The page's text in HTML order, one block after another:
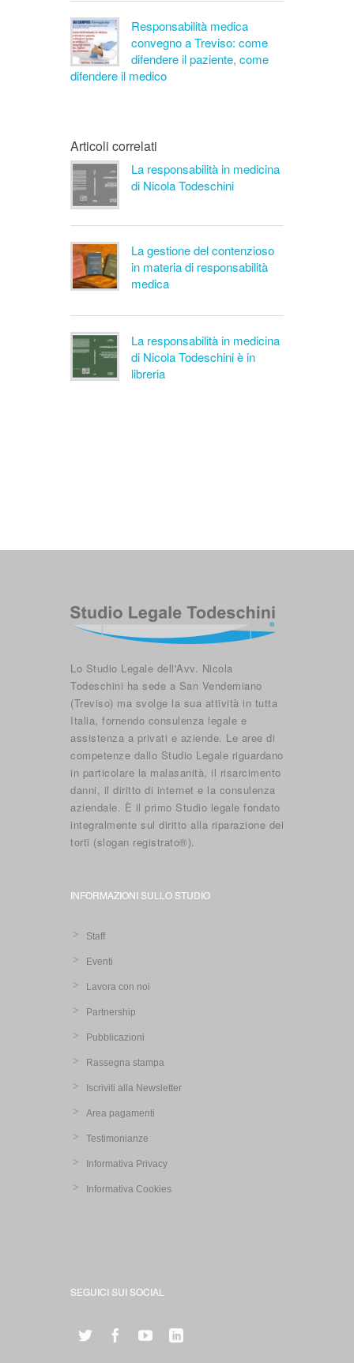
Responsabilità medica
convegno a Treviso: come
difendere il paziente, come
difendere il medico
Articoli correlati
La responsabilità in medicina
di Nicola Todeschini
La gestione del contenzioso
in materia di responsabilità
medica
La responsabilità in medicina
di Nicola Todeschini è in
libreria
Lo Studio Legale dell'Avv. Nicola
Todeschini ha sede a San Vendemiano
(Treviso) ma svolge la sua attività in tutta
Italia, fornendo consulenza legale e
assistenza a privati e aziende. Le aree di
competenze dallo Studio Legale riguardano
in particolare la malasanità, il risarcimento
danni, il diritto di internet e la consulenza
aziendale. È il primo Studio legale fondato
integralmente sul diritto alla riparazione dei
torti (slogan registrato®).
INFORMAZIONI SULLO STUDIO
Staff
Eventi
Lavora con noi
Partnership
Pubblicazioni
Rassegna stampa
Iscriviti alla Newsletter
Area pagamenti
Testimonianze
Informativa Privacy
Informativa Cookies
SEGUICI SUI SOCIAL